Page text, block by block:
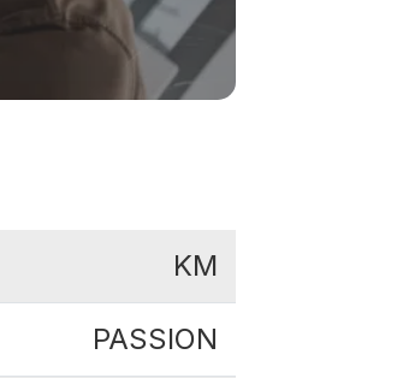
KM
PASSION